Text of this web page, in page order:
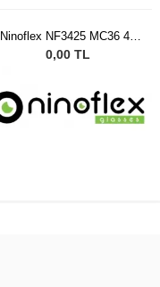
Ninoflex NF3425 MC36 40
14 128
0,00 TL